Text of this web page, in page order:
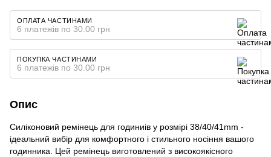
ОПЛАТА ЧАСТИНАМИ
6 платежів по 30.00 грн
ПОКУПКА ЧАСТИНАМИ
6 платежів по 30.00 грн
Опис
Силіконовий ремінець для годиниів у розмірі 38/40/41mm -
ідеальний вибір для комфортного і стильного носіння вашого
годинника. Цей ремінець виготовлений з високоякісного